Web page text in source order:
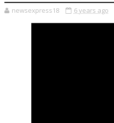
newsexpress18 6 years ago